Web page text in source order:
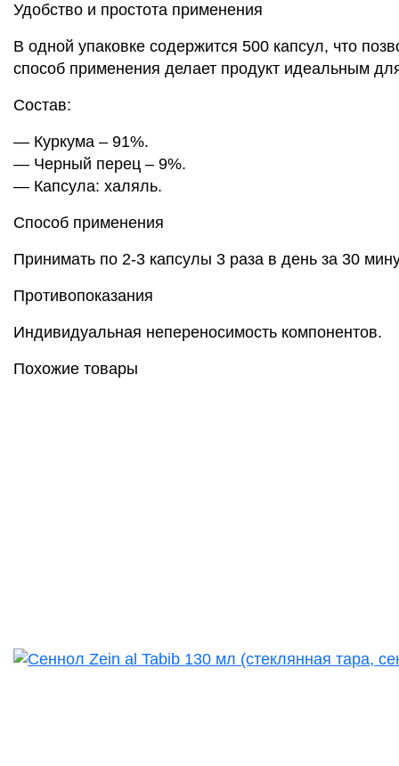
Удобство и простота применения
В одной упаковке содержится 500 капсул, что
способ применения делает продукт идеальным
Состав:
— Куркума – 91%.
— Черный перец – 9%.
— Капсула: халяль.
Способ применения
Принимать по 2-3 капсулы 3 раза в день за 30
Противопоказания
Индивидуальная непереносимость компонентов.
Похожие товары